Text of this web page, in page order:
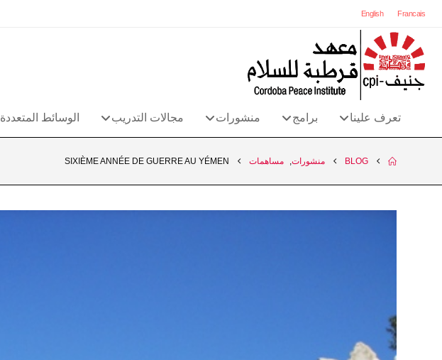
Francais
English
تعرف علينا برامج منشورات مجالات التدريب الوسائط المتعددة
BLOG منشورات مساهمات SIXIÈME ANNÉE DE GUERRE AU YÉMEN